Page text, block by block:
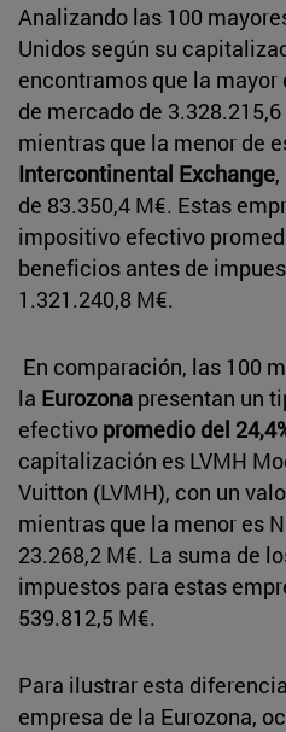
Analizando las 100
Unidos según su
encontramos que la mayor
de mercado de
mientras que la menor de
Intercontinental Exchange
de 83.350,4 M€. Estas
impositivo efectivo
beneficios antes de
1.321.240,8 M€.
En comparación, las 100
la Eurozona presentan un
efectivo promedio del
capitalización es LVMH
Vuitton (LVMH), con un
mientras que la menor es
23.268,2 M€. La suma de
impuestos para estas
539.812,5 M€.
Para ilustrar esta
empresa de la Eurozona,